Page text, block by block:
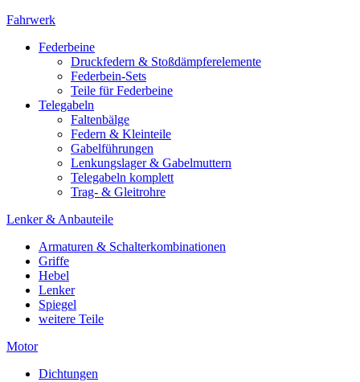
Fahrwerk
Federbeine
Druckfedern & Stoßdämpferelemente
Federbein-Sets
Teile für Federbeine
Telegabeln
Faltenbälge
Federn & Kleinteile
Gabelführungen
Lenkungslager & Gabelmuttern
Telegabeln komplett
Trag- & Gleitrohre
Lenker & Anbauteile
Armaturen & Schalterkombinationen
Griffe
Hebel
Lenker
Spiegel
weitere Teile
Motor
Dichtungen